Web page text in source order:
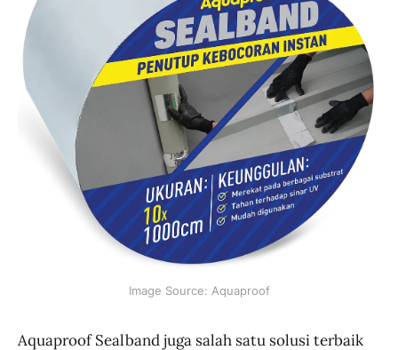
Image Source: Aquaproof
Aquaproof Sealband juga salah satu solusi terbaik